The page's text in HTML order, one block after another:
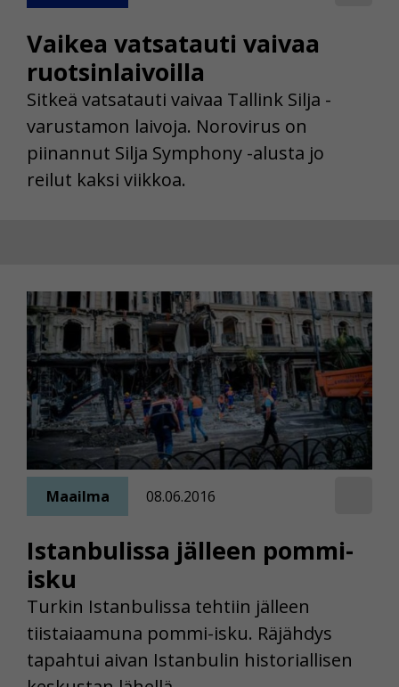
Vaikea vatsatauti vaivaa
ruotsinlaivoilla
Sitkeä vatsatauti vaivaa Tallink Silja -
varustamon laivoja. Norovirus on
piinannut Silja Symphony -alusta jo
reilut kaksi viikkoa.
Istanbulissa jälleen pommi-
isku
Maailma 08.06.2016
Turkin Istanbulissa tehtiin jälleen
tiistaiaamuna pommi-isku. Räjähdys
tapahtui aivan Istanbulin historiallisen